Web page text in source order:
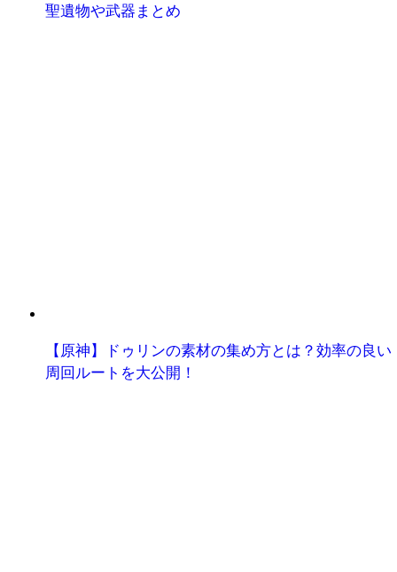
聖遺物や武器まとめ
【原神】ドゥリンの素材の集め方とは？効率の良い
周回ルートを大公開！